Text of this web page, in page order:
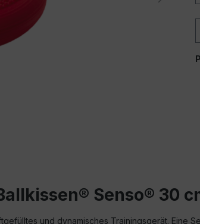
Senso® 30
und dynamisches Trainingsgerät. Eine